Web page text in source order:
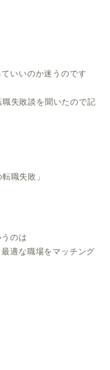
いいのか迷うのです
失敗談を聞いたので記
職失敗」
のは
適な職場をマッチング